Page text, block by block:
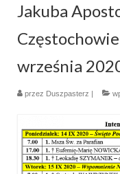
Informacje
Piszą o nas
Remont
Parafia
Jakuba
września
przez Duszpasterz